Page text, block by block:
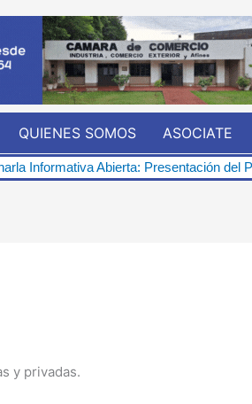
QUIENES SOMOS ASOCIATE
Abierta: Presentación del Proyecto
y privadas.